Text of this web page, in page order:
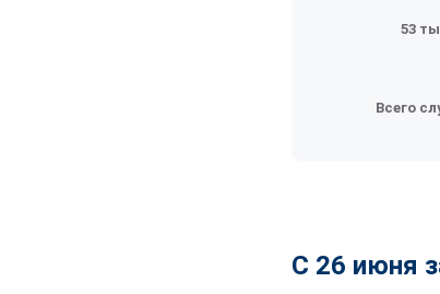
53
Всего
С 26 июня